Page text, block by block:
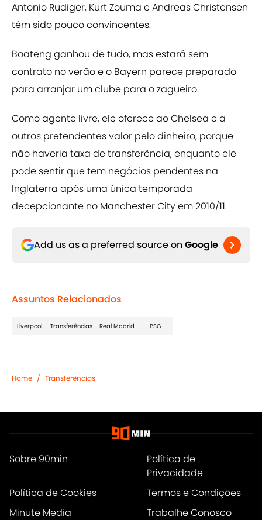
Antonio Rudiger, Kurt Zouma e Andreas Christensen
têm sido pouco convincentes.
Boateng ganhou de tudo, mas estará sem
contrato no verão e o Bayern parece preparado
para arranjar um clube para o zagueiro.
Como agente livre, ele oferece ao Chelsea e a
outros pretendentes valor pelo dinheiro, porque
não haveria taxa de transferência, enquanto ele
pode sentir que tem negócios pendentes na
Inglaterra após uma única temporada
decepcionante no Manchester City em 2010/11.
Add us as a preferred source on Google
Assuntos Relacionados
Liverpool Transferências Real Madrid PSG
Home / Transferências
Sobre 90min
Política de
Privacidade
Política de Cookies
Termos e Condições
Minute Media
Trabalhe Conosco